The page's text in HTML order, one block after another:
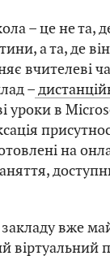
– це не та,
а та, де
вчителеві
–
уроки в
на
вже
віртуальний